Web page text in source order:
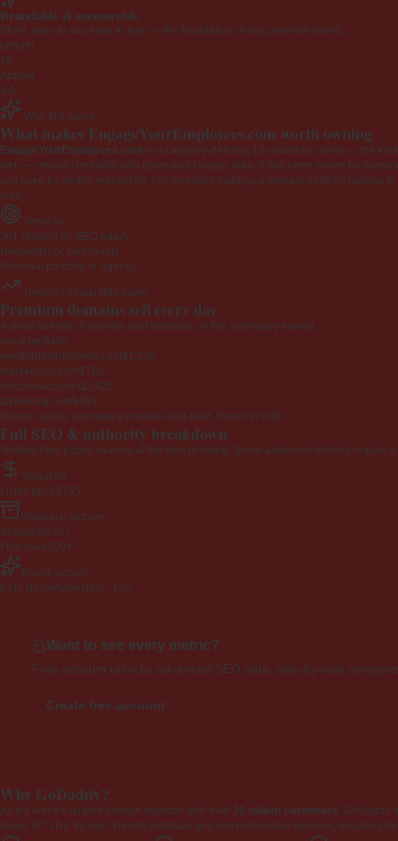
Brandable & memorable
Short, easy to say, easy to type — the foundation of any premium brand.
Length
19
Appeal
4.0
Why this name
What makes EngageYourEmployees.com worth owning
EngageYourEmployees.com is a category-defining 19-character name — the
web — instant credibility with users and Google alike. It has been online for 6
can keep by simply redirecting. For investors building a domain portfolio looking
loud.
Great for
301 redirect for SEO equity
Newsletter or community
Personal portfolio or agency
Recent comparable sales
Premium domains sell every day
A small sample of recently sold domains on the secondary market.
woca.net$400
westfordinternalmed.com$1,246
marketician.com$768
briccobracco.net$2,625
tackleking.com$455
Source: public secondary-market sales feed. Prices in USD.
Full SEO & authority breakdown
Verified from public sources at the time of listing. Some advanced metrics require
Valuation
Listed price$195
Wayback archive
Snapshots 107
First seen2009
Brand signals
EXD NameAppeal 4.0 · Fair
Want to see every metric?
Free account unlocks advanced SEO data, side-by-side
Create free account
Why GoDaddy?
As the world's largest domain registrar with over 20 million customers, GoDaddy
range of TLDs. Its user-friendly interface and comprehensive services, including